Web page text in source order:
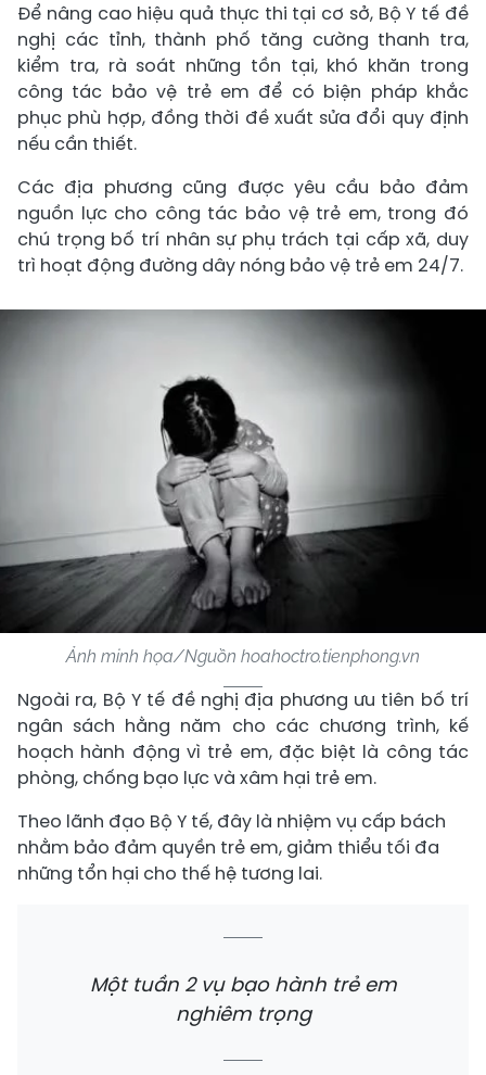
Để nâng cao hiệu quả thực thi tại cơ sở, Bộ Y tế đề
nghị các tỉnh, thành phố tăng cường thanh tra,
kiểm tra, rà soát những tồn tại, khó khăn trong
công tác bảo vệ trẻ em để có biện pháp khắc
phục phù hợp, đồng thời đề xuất sửa đổi quy định
nếu cần thiết.
Các địa phương cũng được yêu cầu bảo đảm
nguồn lực cho công tác bảo vệ trẻ em, trong đó
chú trọng bố trí nhân sự phụ trách tại cấp xã, duy
trì hoạt động đường dây nóng bảo vệ trẻ em 24/7.
Ảnh minh họa/Nguồn hoahoctro.tienphong.vn
Ngoài ra, Bộ Y tế đề nghị địa phương ưu tiên bố trí
ngân sách hằng năm cho các chương trình, kế
hoạch hành động vì trẻ em, đặc biệt là công tác
phòng, chống bạo lực và xâm hại trẻ em.
Theo lãnh đạo Bộ Y tế, đây là nhiệm vụ cấp bách
nhằm bảo đảm quyền trẻ em, giảm thiểu tối đa
những tổn hại cho thế hệ tương lai.
Một tuần 2 vụ bạo hành trẻ em
nghiêm trọng